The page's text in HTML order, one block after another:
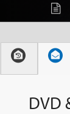
DVD